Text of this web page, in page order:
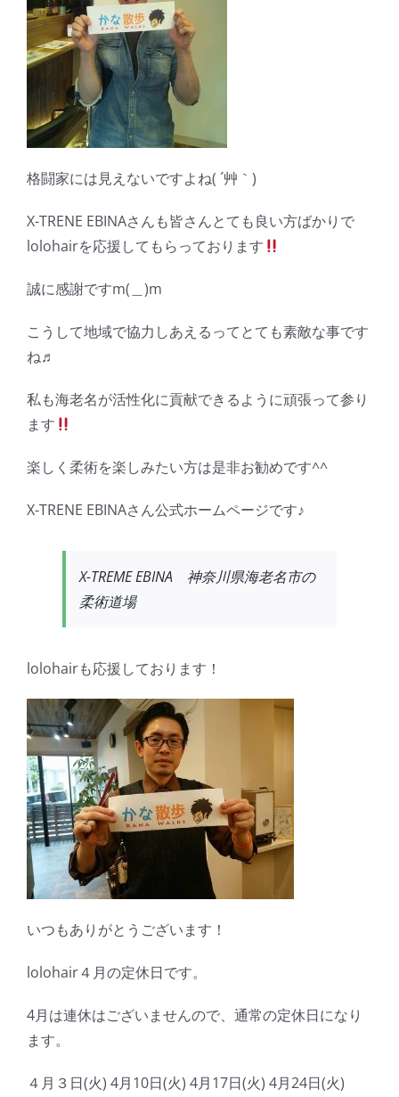
格闘家には見えないですよね( ´艸｀)
X-TRENE EBINAさんも皆さんとても良い方ばかりで
lolohairを応援してもらっております
誠に感謝ですm(＿)m
こうして地域で協力しあえるってとても素敵な事です
ね♬
私も海老名が活性化に貢献できるように頑張って参り
ます
楽しく柔術を楽しみたい方は是非お勧めです^^
X-TRENE EBINAさん公式ホームページです♪
X-TREME EBINA 神奈川県海老名市の
柔術道場
lolohairも応援しております！
いつもありがとうございます！
lolohair４月の定休日です。
4月は連休はございませんので、通常の定休日になり
ます。
４月３日(火) 4月10日(火) 4月17日(火) 4月24日(火)